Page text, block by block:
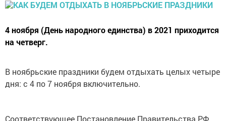
4 ноября (День народного единства) в 2021 приходится
на четверг.
В ноябрьские праздники будем отдыхать целых четыре
дня: с 4 по 7 ноября включительно.
Соответствующее Постановление Правительства РФ